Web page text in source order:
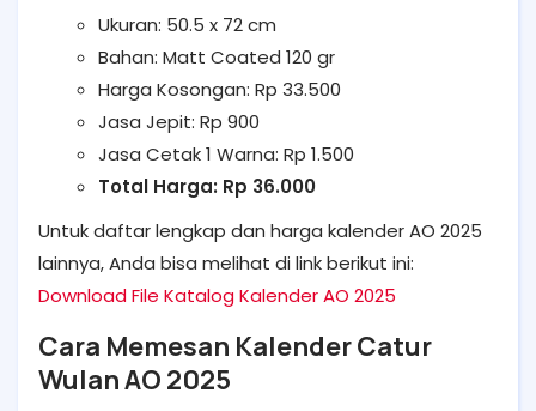
Ukuran: 50.5 x 72 cm
Bahan: Matt Coated 120 gr
Harga Kosongan: Rp 33.500
Jasa Jepit: Rp 900
Jasa Cetak 1 Warna: Rp 1.500
Total Harga: Rp 36.000
Untuk daftar lengkap dan harga kalender AO 2025
lainnya, Anda bisa melihat di link berikut ini:
Download File Katalog Kalender AO 2025
Cara Memesan Kalender Catur
Wulan AO 2025